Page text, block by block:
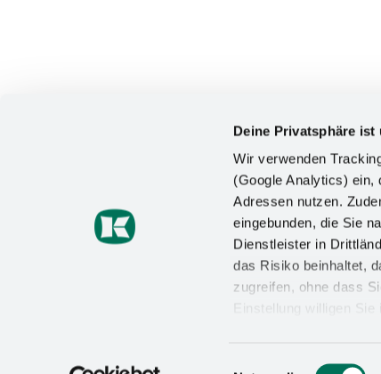
Deine Privatsphäre ist
Wir verwenden
(Google Analytics) ein,
Adressen nutzen.
eingebunden, die Sie
Dienstleister in
das Risiko beinhaltet,
zugreifen, ohne dass
Einstellung willigen
Einwilligungsauswahl
Kesseböhmer Holding KG
Mindener Straße 208
49152 Bad Essen